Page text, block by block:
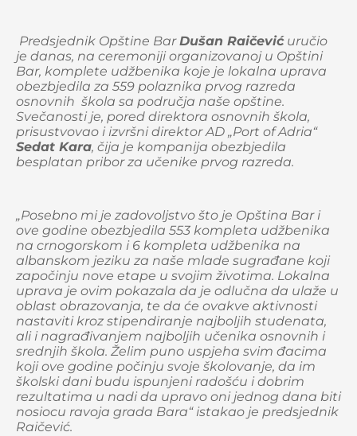
Predsjednik Opštine BarDušan Raičevićuručio
je danas, na ceremoniji organizovanoj u Opštini
Bar, komplete udžbenika koje je lokalna uprava
obezbjedila za 559 polaznika prvog razreda
osnovnih škola sa područja naše opštine.
Svečanosti je, pored direktora osnovnih škola,
prisustvovao i izvršni direktor AD „Port of Adria“
Sedat Kara, čija je kompanija obezbjedila
besplatan pribor za učenike prvog razreda.
„Posebno mi je zadovoljstvo što je Opština Bar i
ove godine obezbjedila 553 kompleta udžbenika
na crnogorskom i 6 kompleta udžbenika na
albanskom jeziku za naše mlade sugrađane koji
započinju nove etape u svojim životima. Lokalna
uprava je ovim pokazala da je odlučna da ulaže u
oblast obrazovanja, te da će ovakve aktivnosti
nastaviti kroz stipendiranje najboljih studenata,
ali i nagrađivanjem najboljih učenika osnovnih i
srednjih škola. Želim puno uspjeha svim đacima
koji ove godine počinju svoje školovanje, da im
školski dani budu ispunjeni radošću i dobrim
rezultatima u nadi da upravo oni jednog dana biti
nosiocu ravoja grada Bara“ istakao je predsjednik
Raičević.